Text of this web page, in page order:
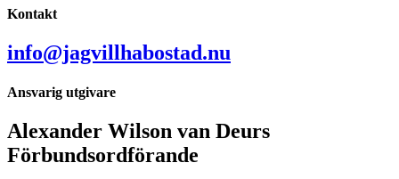
Kontakt
info@jagvillhabostad.nu
Ansvarig utgivare
Alexander Wilson van Deurs
Förbundsordförande